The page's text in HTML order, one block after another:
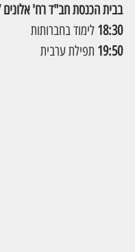
בבית הכנסת חב"ד רח' אלונים 17 יקנעם
18:30 לימוד בחברותות
19:50 תפילת ערבית